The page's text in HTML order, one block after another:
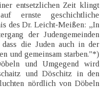
entsetzlichen Zeit klingt
ernste geschichtliche
des Dr. Leicht-Meißen: „In
der Judengemeinden
die Juden auch in der
und gemeinsam starben."*)
und Umgegend wird
und Döschitz in den
nördlich von Döbeln